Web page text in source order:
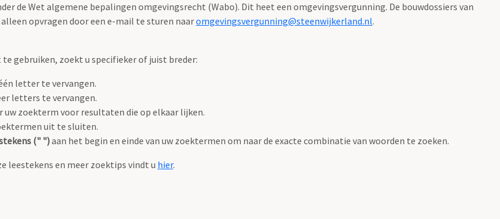
de Wet algemene bepalingen omgevingsrecht (Wabo). Dit heet een omgevingsvergunning. De bouwdossiers van
opvragen door een e-mail te sturen naaromgevingsvergunning@steenwijkerland.nl.
gebruiken, zoekt u specifieker of juist breder:
letter te vervangen.
letters te vervangen.
uw zoekterm voor resultaten die op elkaar lijken.
uit te sluiten.
(" ")aan het begin en einde van uw zoektermen om naar de exacte combinatie van woorden te zoeken.
leestekens en meer zoektips vindt u hier.